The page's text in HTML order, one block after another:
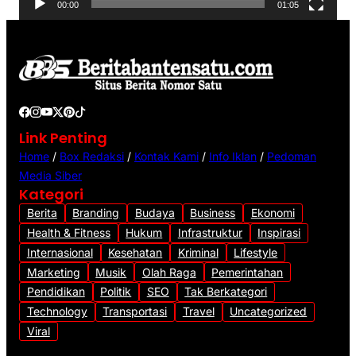
o
00:00 01:05
Link Penting
Home / Box Redaksi / Kontak Kami / Info Iklan / Pedoman
Media Siber
Kategori
Berita Branding Budaya Business
Ekonomi
Health & Fitness
Hukum Infrastruktur
Inspirasi
Internasional
Kesehatan Kriminal
Lifestyle
Marketing
Musik Olah Raga
Pemerintahan
Pendidikan
Politik SEO
Tak Berkategori
Technology
Transportasi Travel
Uncategorized
Viral